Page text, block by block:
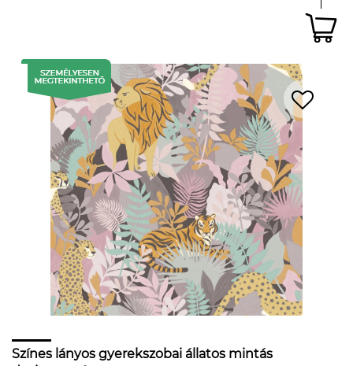
Színes lányos gyerekszobai állatos mintás